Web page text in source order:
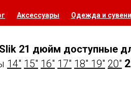
Аксессуары Одежда и
21 дюйм доступные
14" 15" 16" 17" 18" 19" 20"